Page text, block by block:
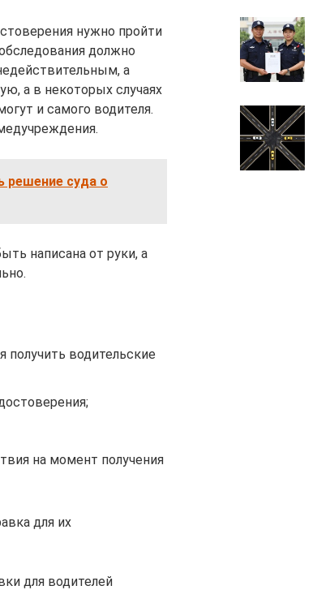
нужно пройти
должно
а
а в некоторых случаях
и самого водителя.
решение суда о
написана от руки, а
получить водительские
на момент получения
для их
для водителей